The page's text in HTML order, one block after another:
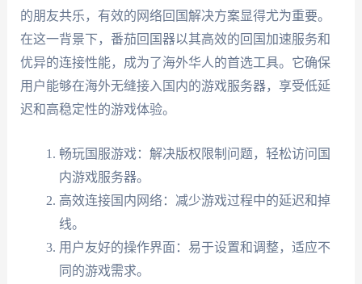
的朋友共乐，有效的网络回国解决方案显得尤为重要。
在这一背景下，番茄回国器以其高效的回国加速服务和
优异的连接性能，成为了海外华人的首选工具。它确保
用户能够在海外无缝接入国内的游戏服务器，享受低延
迟和高稳定性的游戏体验。
畅玩国服游戏：解决版权限制问题，轻松访问国
内游戏服务器。
高效连接国内网络：减少游戏过程中的延迟和掉
线。
用户友好的操作界面：易于设置和调整，适应不
同的游戏需求。